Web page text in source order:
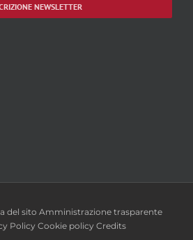
NEWSLETTER
del sito Amministrazione trasparente
Policy Cookie policy Credits